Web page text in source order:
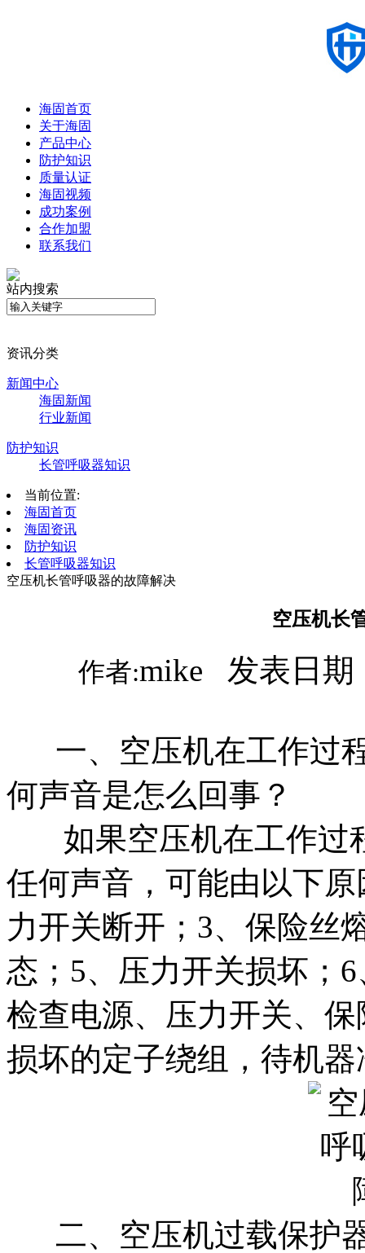
海固首页
关于海固
产品中心
防护知识
质量认证
海固视频
成功案例
合作加盟
联系我们
站内搜索
资讯分类
新闻中心
海固新闻
行业新闻
防护知识
长管呼吸器知识
当前位置:
海固首页
海固资讯
防护知识
长管呼吸器知识
空压机长管呼吸器的故障解决
空压机长
作者:mike 发表日
一、空压机在工作过
何声音是怎么回事？
如果空压机在工作过
任何声音，可能由以下
力开关断开；3、保险丝
态；5、压力开关损坏；
检查电源、压力开关、
损坏的定子绕组，待机
二、空压机过载保护